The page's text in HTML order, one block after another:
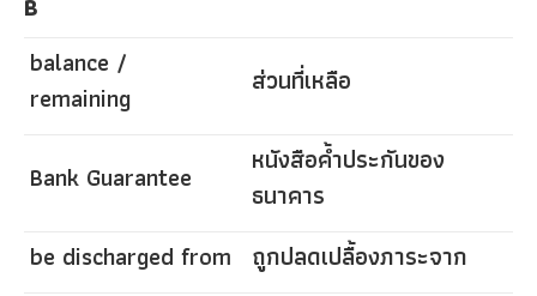
balance /
remaining
ส่วนที่เหลือ
Bank Guarantee
หนังสือค้ำประกันของ
ธนาคาร
be discharged from ถูกปลดเปลื้องภาระจาก